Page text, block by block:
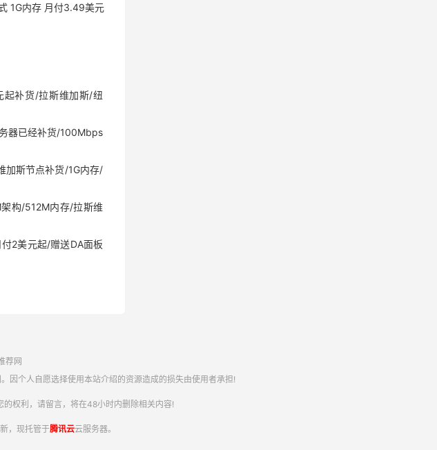
1G内存 月付3.49美元
起补货/拉斯维加斯/纽
器已经补货/100Mbps
加斯节点补货/1G内存/
构/512M内存/拉斯维
2美元起/赠送DA面板
荐网
因个人自愿选择使用本站介绍的资源造成的损失由使用者承担!
的权利，请留言，将在48小时内删除相关内容!
，现托管于腾讯云云服务器。